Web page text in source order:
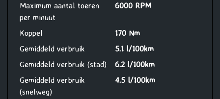
Maximum aantal toeren
per minuut
6000 RPM
Koppel
170 Nm
Gemiddeld verbruik
5.1 l/100km
Gemiddeld verbruik (stad)
6.2 l/100km
Gemiddeld verbruik
(snelweg)
4.5 l/100km